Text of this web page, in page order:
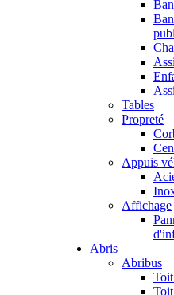
Tables
Propreté
Appuis
Affichage
Abris
Abribus